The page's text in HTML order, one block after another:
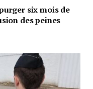
six mois de
des peines